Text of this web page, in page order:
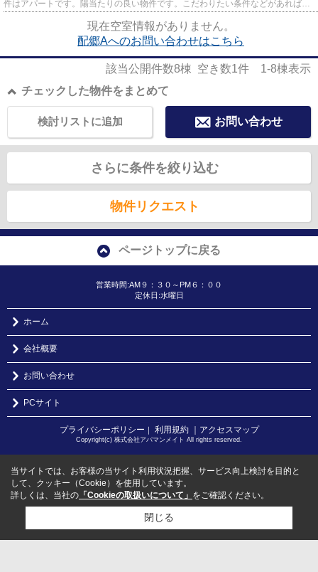
件はアパートです。陽当たりの良い物件です。こだわりたい条件などがあれば、
現在空室情報がありません。
配郷Aへのお問い合わせはこちら
該当公開件数8棟 空き数1件 1-8棟表示
チェックした物件をまとめて
お問い合わせ
検討リストに追加
さらに条件を絞り込む
物件リクエスト
ページトップに戻る
営業時間:AM９：３０～PM６：００
定休日:水曜日
ホーム
会社概要
お問い合わせ
PCサイト
プライバシーポリシー ｜ 利用規約 ｜アクセスマップ
Copyright(c) 株式会社アパマンメイト All rights reserved.
当サイトでは、お客様の当サイト利用状況把握、サービス向上検討を目的と
して、クッキー（Cookie）を使用しています。
詳しくは、当社の 「Cookieの取扱いについて」 をご確認ください。
閉じる